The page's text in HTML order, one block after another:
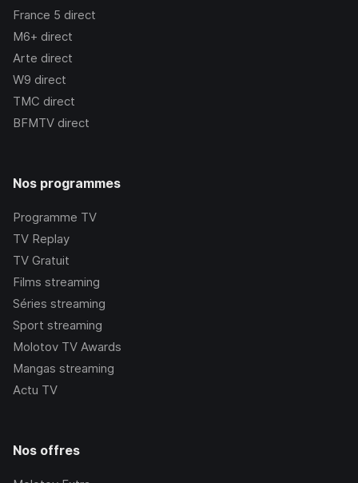
France 5 direct
M6+ direct
Arte direct
W9 direct
TMC direct
BFMTV direct
Nos programmes
Programme TV
TV Replay
TV Gratuit
Films streaming
Séries streaming
Sport streaming
Molotov TV Awards
Mangas streaming
Actu TV
Nos offres